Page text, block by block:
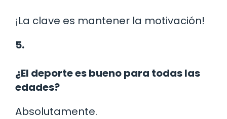
¡La clave es mantener la motivación!
5.
¿El deporte es bueno para todas las
edades?
Absolutamente.